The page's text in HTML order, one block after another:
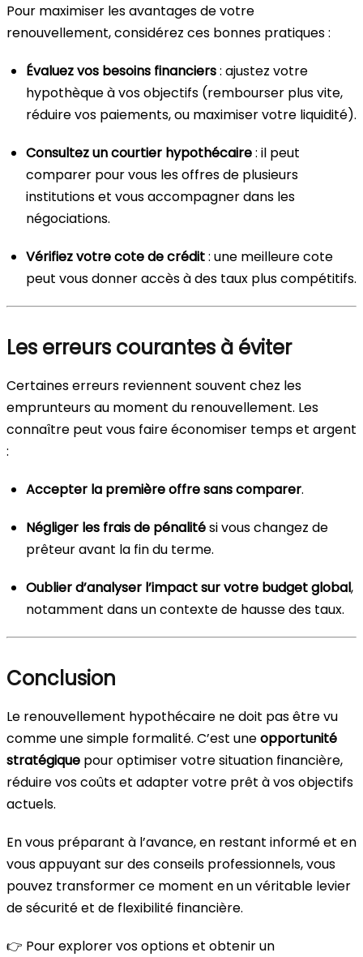
Pour maximiser les avantages de votre
renouvellement, considérez ces bonnes pratiques :
Évaluez vos besoins financiers: ajustez votre
hypothèque à vos objectifs (rembourser plus vite,
réduire vos paiements, ou maximiser votre liquidité).
Consultez un courtier hypothécaire: il peut
comparer pour vous les offres de plusieurs
institutions et vous accompagner dans les
négociations.
Vérifiez votre cote de crédit: une meilleure cote
peut vous donner accès à des taux plus compétitifs.
Les erreurs courantes à éviter
Certaines erreurs reviennent souvent chez les
emprunteurs au moment du renouvellement. Les
connaître peut vous faire économiser temps et argent
:
Accepter la première offre sans comparer.
Négliger les frais de pénalitési vous changez de
prêteur avant la fin du terme.
Oublier d’analyser l’impact sur votre budget global,
notamment dans un contexte de hausse des taux.
Conclusion
Le renouvellement hypothécaire ne doit pas être vu
comme une simple formalité. C’est uneopportunité
stratégique pour optimiser votre situation financière,
réduire vos coûts et adapter votre prêt à vos objectifs
actuels.
En vous préparant à l’avance, en restant informé et en
vous appuyant sur des conseils professionnels, vous
pouvez transformer ce moment en un véritable levier
de sécurité et de flexibilité financière.
👉 Pour explorer vos options et obtenir un